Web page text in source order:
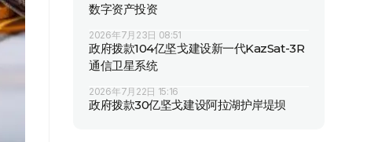
数字资产投资
2026年7月23日 08:51
政府拨款104亿坚戈建设新一代KazSat-3R
通信卫星系统
2026年7月22日 15:16
政府拨款30亿坚戈建设阿拉湖护岸堤坝